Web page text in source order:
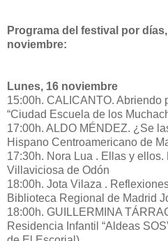
Programa del festival por
noviembre:
Lunes, 16 noviembre
15:00h. CALICANTO. Abriendo
“Ciudad Escuela de los
17:00h. ALDO MÉNDEZ. ¿Se
Hispano Centroamericano de
17:30h. Nora Lua . Ellas y
Villaviciosa de Odón
18:00h. Jota Vilaza .
Biblioteca Regional de Madrid
18:00h. GUILLERMINA
Residencia Infantil “Aldeas